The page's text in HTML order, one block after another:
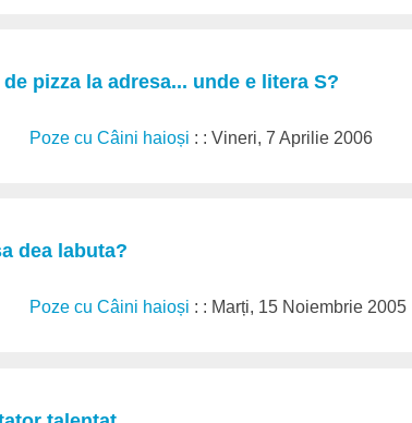
pizza la adresa... unde e litera S?
Poze cu Câini haioși : : Vineri, 7 Aprilie 2006
dea labuta?
Poze cu Câini haioși : : Marți, 15 Noiembrie 2005